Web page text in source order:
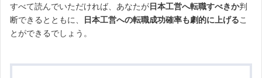
すべて読んでいただければ、あなたが日本工営へ転職すべきか判
断できるとともに、
日本工営への転職成功確率も劇的に上げるこ
とができるでしょう。